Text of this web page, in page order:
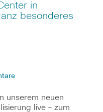
in
besonderes
unserem neuen
live – zum